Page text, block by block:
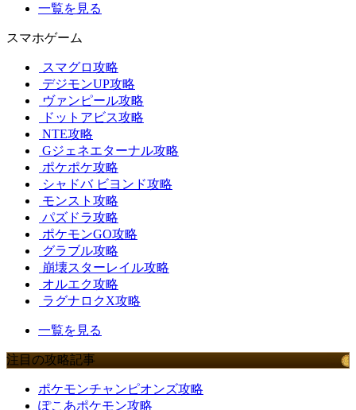
一覧を見る
スマホゲーム
スマグロ攻略
デジモンUP攻略
ヴァンピール攻略
ドットアビス攻略
NTE攻略
Gジェネエターナル攻略
ポケポケ攻略
シャドバ ビヨンド攻略
モンスト攻略
パズドラ攻略
ポケモンGO攻略
グラブル攻略
崩壊スターレイル攻略
オルエク攻略
ラグナロクX攻略
一覧を見る
注目の攻略記事
ポケモンチャンピオンズ攻略
ぽこあポケモン攻略